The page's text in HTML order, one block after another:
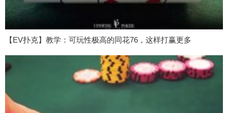
【EV扑克】教学：可玩性极高的同花76，这样打赢更多